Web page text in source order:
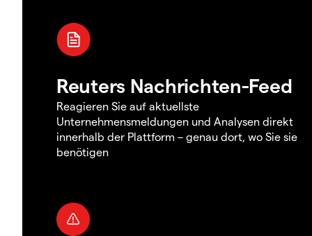
Reuters Nachrichten-Feed
Reagieren Sie auf aktuellste
Unternehmensmeldungen und Analysen direkt
innerhalb der Plattform – genau dort, wo Sie sie
benötigen